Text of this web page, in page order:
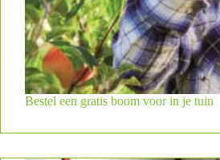
Bestel een gratis boom voor in je tuin